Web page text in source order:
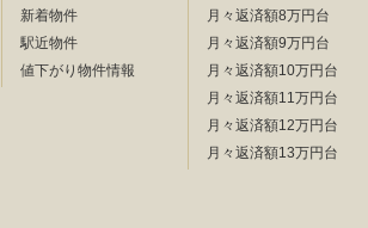
新着物件
駅近物件
値下がり物件情報
月々返済額8万円台
月々返済額9万円台
月々返済額10万円台
月々返済額11万円台
月々返済額12万円台
月々返済額13万円台